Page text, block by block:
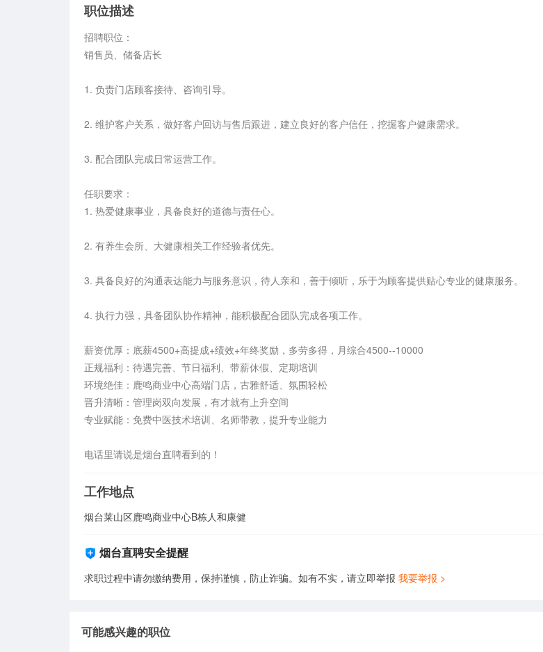
职位描述
招聘职位：
销售员、储备店长
1. 负责门店顾客接待、咨询引导。
2. 维护客户关系，做好客户回访与售后跟进，建立良好的客户信任，挖掘客户健康需求。
3. 配合团队完成日常运营工作。
任职要求：
1. 热爱健康事业，具备良好的道德与责任心。
2. 有养生会所、大健康相关工作经验者优先。
3. 具备良好的沟通表达能力与服务意识，待人亲和，善于倾听，乐于为顾客提供贴心专业的健康服务。
4. 执行力强，具备团队协作精神，能积极配合团队完成各项工作。
薪资优厚：底薪4500+高提成+绩效+年终奖励，多劳多得，月综合4500--10000
正规福利：待遇完善、节日福利、带薪休假、定期培训
环境绝佳：鹿鸣商业中心高端门店，古雅舒适、氛围轻松
晋升清晰：管理岗双向发展，有才就有上升空间
专业赋能：免费中医技术培训、名师带教，提升专业能力
电话里请说是烟台直聘看到的！
工作地点
烟台莱山区鹿鸣商业中心B栋人和康健
烟台直聘安全提醒
求职过程中请勿缴纳费用，保持谨慎，防止诈骗。如有不实，请立即举报 我要举报 >
可能感兴趣的职位